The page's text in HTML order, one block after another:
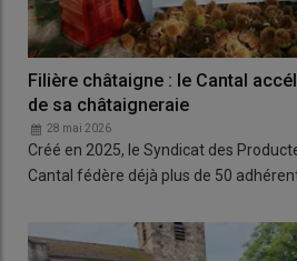
Filière châtaigne : le Cantal
de sa châtaigneraie
28 mai 2026
Créé en 2025, le Syndicat des
Cantal fédère déjà plus de 50